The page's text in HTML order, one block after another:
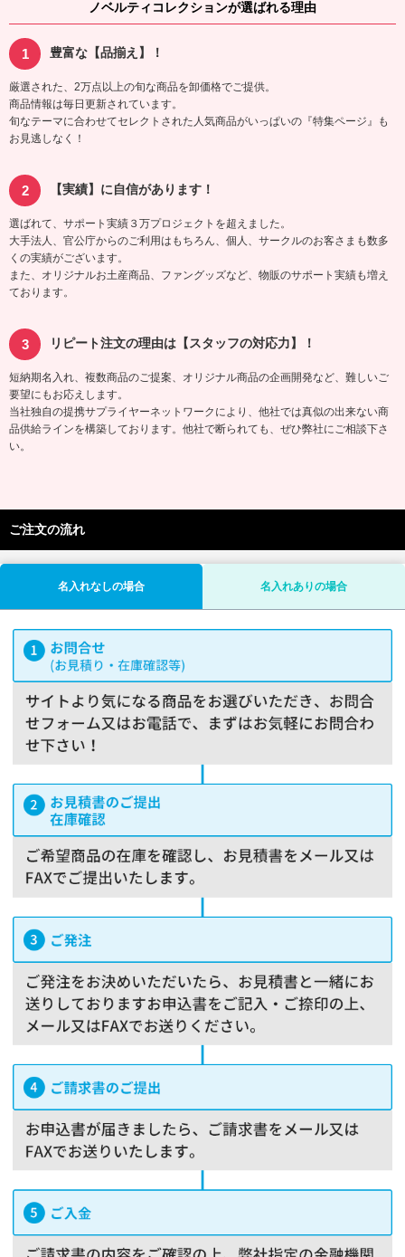
ノベルティコレクションが選ばれる理由
豊富な【品揃え】！
厳選された、2万点以上の旬な商品を卸価格でご提供。
商品情報は毎日更新されています。
旬なテーマに合わせてセレクトされた人気商品がいっぱいの『特集ページ』も
お見逃しなく！
【実績】に自信があります！
選ばれて、サポート実績３万プロジェクトを超えました。
大手法人、官公庁からのご利用はもちろん、個人、サークルのお客さまも数多
くの実績がございます。
また、オリジナルお土産商品、ファングッズなど、物販のサポート実績も増え
ております。
リピート注文の理由は【スタッフの対応力】！
短納期名入れ、複数商品のご提案、オリジナル商品の企画開発など、難しいご
要望にもお応えします。
当社独自の提携サプライヤーネットワークにより、他社では真似の出来ない商
品供給ラインを構築しております。他社で断られても、ぜひ弊社にご相談下さ
い。
ご注文の流れ
名入れなしの場合 名入れありの場合